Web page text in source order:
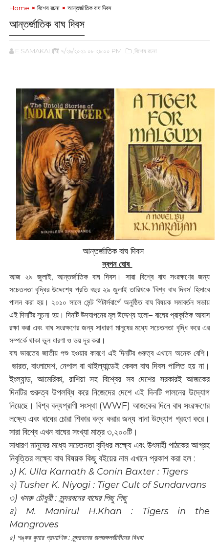
Home বিশেষ রচনা আন্তর্জাতিক বাঘ দিবস
আন্তর্জাতিক বাঘ দিবস
E SAMAKALIN ৭/২৯/২০২১ ০৮:২৯:০০ PM ,বিশেষ রচনা
আন্তর্জাতিক বাঘ দিবস
স্বপন ঘোষ
আজ ২৯ জুলাই, আন্তর্জাতিক বাঘ দিবস। সারা বিশ্বে বাঘ সংরক্ষণের জন্য
সচেতনতা বৃদ্ধির উদ্দেশ্যে প্রতি বছর ২৯ জুলাই তারিখকে 'বিশ্ব বাঘ দিবস'‌ হিসাবে
পালন করা হয়। ২০১০ সালে সেন্ট পিটার্সবার্গে অনুষ্ঠিত বাঘ বিষয়ক সমাবর্তন সভায়
এই দিনটির সুচনা হয়। দিনটি উদযাপনের মূল উদ্দেশ্য হলো– বাঘের প্রাকৃতিক আবাস
রক্ষা করা এবং বাঘ সংরক্ষণের জন্য সাধারণ মানুষের মধ্যে সচেতনতা বৃদ্ধি করে এর
সম্পর্কে থাকা ভুল ধারণা ও ভয় দূর করা।
বাঘ ভারতের জাতীয় পশু হওয়ার কারণে এই দিনটির গুরুত্ব এখানে অনেক বেশি।
ভারত, বাংলাদেশ, নেপাল বা থাইল্যান্ডেই কেবল বাঘ দিবস পালিত হয় না।
ইংল্যান্ড, আমেরিকা, রাশিয়া সহ বিশ্বের সব দেশের সরকারই আজকের
দিনটির গুরুত্ব উপলব্ধি করে নিজেদের দেশে এই দিনটি পালনের উদ্যোগ
নিয়েছে। বিশ্ব বন্যপ্রাণী সংস্থা (WWF) আজকের দিনে বাঘ সংরক্ষণের
লক্ষ্যে এবং বাঘের চোরা শিকার বন্ধ করার জন্য নানা উদ্যোগ গ্রহণ করে।
সারা বিশ্বে এখন বাঘের সংখ্যা মাত্র ৩,২০০টি।
সাধারণ মানুষের মধ্যে সচেতনতা বৃদ্ধির লক্ষ্যে এবং উৎসাহী পাঠকের আগ্রহ
নিবৃত্তির লক্ষ্যে বাঘ বিষয়ক কিছু বইয়ের নাম এখানে প্রকাশ করা হল :
১) K. Ulla Karnath & Conin Baxter : Tigers
২) Tusher K. Niyogi : Tiger Cult of Sundarvans
৩) খসরু চৌধুরী : সুন্দরবনের বাঘের পিছু পিছু
৪) M. Manirul H.Khan : Tigers in the
Mangroves
৫) শঙ্কর কুমার প্রামাণিক : সুন্দরবনের জলজঙ্গলজীবীদের বিধবা